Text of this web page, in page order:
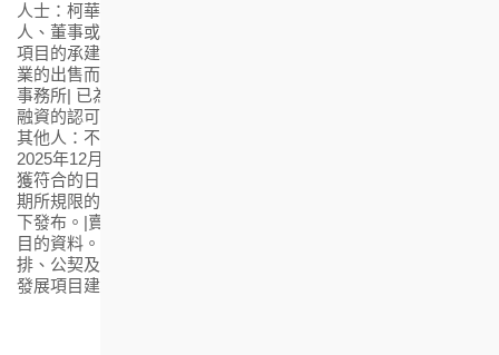
人士：柯華雄先生 | 發展項目的認可人士以其專業身分擔任經營
人、董事或僱員的商號或法團：王董建築師事務有限公司 | 發展
項目的承建商：保華建築營造有限公司 | 就發展項目中的住宅物
業的出售而代表擁有人行事的律師事務所：貝克．麥堅時律師
事務所| 已為發展項目的建造提供貸款或已承諾為該項建造提供
融資的認可機構：不適用 | 已為發展項目的建造提供貸款的任何
其他人：不適用 | 盡賣方所知的發展項目的預計關鍵日期：
2025年12月31日 (「關鍵日期」指批地文件的條件就發展項目而
獲符合的日期。 預計關鍵日期是受到買賣合約所允許的任何延
期所規限的。) |本廣告/宣傳資料之內容由賣方或在賣方的同意
下發布。|賣方建議準買方參閱有關售樓說明書，以了解發展項
目的資料。|# 載有售樓說明書、價單、成交紀錄冊、銷售安
排、公契及鳥瞰照片之電子版本的網址。|*此臨時門牌號數有待
發展項目建成時確認|印製日期：2024年2月1日